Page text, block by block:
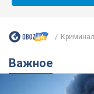
Важное